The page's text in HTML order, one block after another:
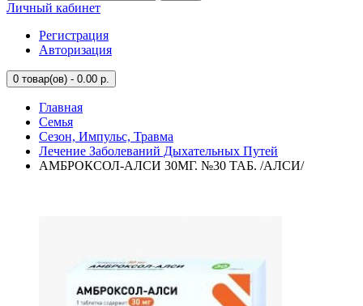
Личный кабинет
Регистрация
Авторизация
0 товар(ов) - 0.00 р.
Главная
Семья
Сезон, Импульс, Травма
Лечение Заболеваний Дыхательных Путей
АМБРОКСОЛ-АЛСИ 30МГ. №30 ТАБ. /АЛСИ/